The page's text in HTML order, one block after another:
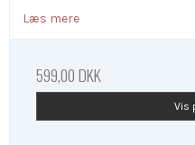
Læs mere
599,00 DKK
Vis